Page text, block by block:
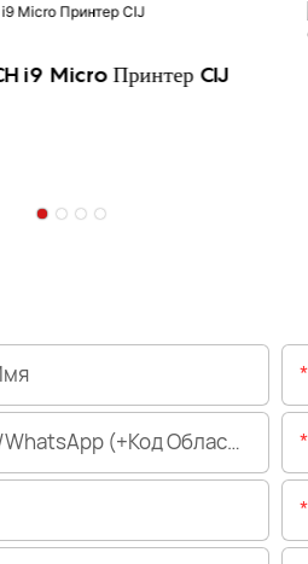
i9 Micro Принтер CIJ
(+код Области)